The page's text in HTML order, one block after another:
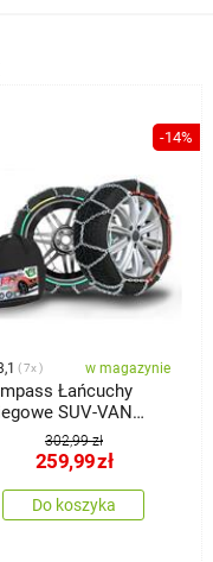
-14%
7x w magazynie
Łańcuchy
SUV-VAN
ÖNORM rozmiar 245
302,99 zł
259,99zł
Do koszyka